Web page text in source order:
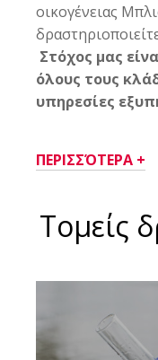
οικογένειας
Στόχος μας
όλους τους
υπηρεσίες
ΠΕΡΙΣΣΌΤΕΡΑ +
Τομείς